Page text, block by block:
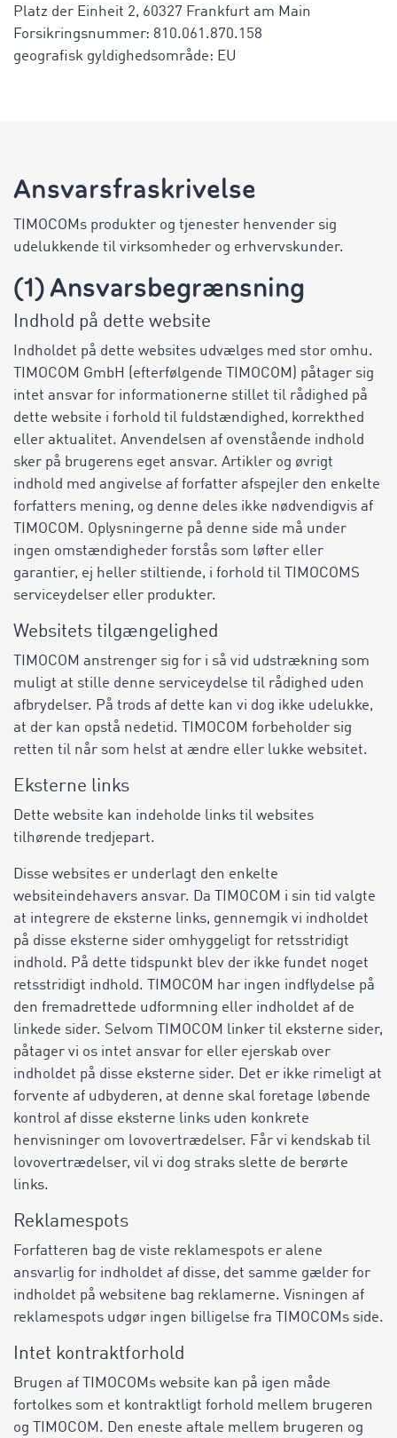
Platz der Einheit 2, 60327 Frankfurt am Main
Forsikringsnummer: 810.061.870.158
geografisk gyldighedsområde: EU
Ansvarsfraskrivelse
TIMOCOMs produkter og tjenester henvender sig
udelukkende til virksomheder og erhvervskunder.
(1) Ansvarsbegrænsning
Indhold på dette website
Indholdet på dette websites udvælges med stor omhu.
TIMOCOM GmbH (efterfølgende TIMOCOM) påtager sig
intet ansvar for informationerne stillet til rådighed på
dette website i forhold til fuldstændighed, korrekthed
eller aktualitet. Anvendelsen af ovenstående indhold
sker på brugerens eget ansvar. Artikler og øvrigt
indhold med angivelse af forfatter afspejler den enkelte
forfatters mening, og denne deles ikke nødvendigvis af
TIMOCOM. Oplysningerne på denne side må under
ingen omstændigheder forstås som løfter eller
garantier, ej heller stiltiende, i forhold til TIMOCOMS
serviceydelser eller produkter.
Websitets tilgængelighed
TIMOCOM anstrenger sig for i så vid udstrækning som
muligt at stille denne serviceydelse til rådighed uden
afbrydelser. På trods af dette kan vi dog ikke udelukke,
at der kan opstå nedetid. TIMOCOM forbeholder sig
retten til når som helst at ændre eller lukke websitet.
Eksterne links
Dette website kan indeholde links til websites
tilhørende tredjepart.
Disse websites er underlagt den enkelte
websiteindehavers ansvar. Da TIMOCOM i sin tid valgte
at integrere de eksterne links, gennemgik vi indholdet
på disse eksterne sider omhyggeligt for retsstridigt
indhold. På dette tidspunkt blev der ikke fundet noget
retsstridigt indhold. TIMOCOM har ingen indflydelse på
den fremadrettede udformning eller indholdet af de
linkede sider. Selvom TIMOCOM linker til eksterne sider,
påtager vi os intet ansvar for eller ejerskab over
indholdet på disse eksterne sider. Det er ikke rimeligt at
forvente af udbyderen, at denne skal foretage løbende
kontrol af disse eksterne links uden konkrete
henvisninger om lovovertrædelser. Får vi kendskab til
lovovertrædelser, vil vi dog straks slette de berørte
links.
Reklamespots
Forfatteren bag de viste reklamespots er alene
ansvarlig for indholdet af disse, det samme gælder for
indholdet på websitene bag reklamerne. Visningen af
reklamespots udgør ingen billigelse fra TIMOCOMs side.
Intet kontraktforhold
Brugen af TIMOCOMs website kan på igen måde
fortolkes som et kontraktligt forhold mellem brugeren
og TIMOCOM. Den eneste aftale mellem brugeren og